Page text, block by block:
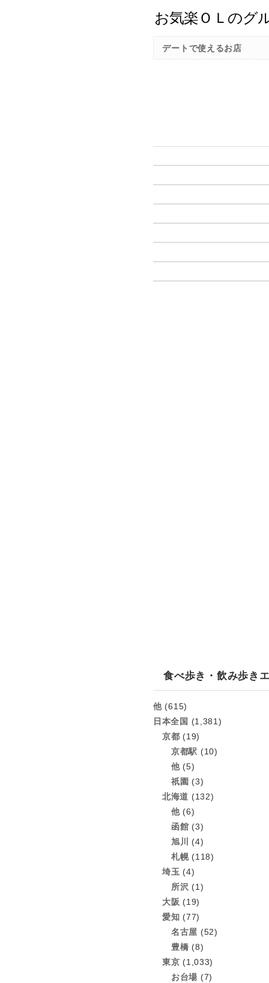
デートで使えるお店
食べ歩き・飲み歩き
他(615)
日本全国 (1,381)
京都 (19)
京都駅 (10)
他(5)
祇園 (3)
北海道 (132)
他(6)
函館 (3)
旭川
(4)
札幌(118)
埼玉 (4)
所沢 (1)
大阪 (19)
愛知 (77)
名古屋 (52)
豊橋 (8)
東京 (1,033)
お台場 (7)